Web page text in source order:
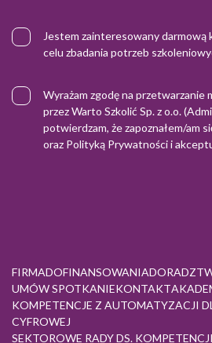
Jestem zainteresowany
celu zbadania potrzeb
Wyrażam zgodę na przetwarzanie
przez Warto Szkolić Sp. z o.o.
potwierdzam, że zapoznałem/am
oraz Polityką Prywatnościi
FIRMADOFINANSOWANIA
UMÓW SPOTKANIEKONTAKT
KOMPETENCJE Z AUTOMATYZACJI
CYFROWEJ
SEKTOROWE RADY DS.